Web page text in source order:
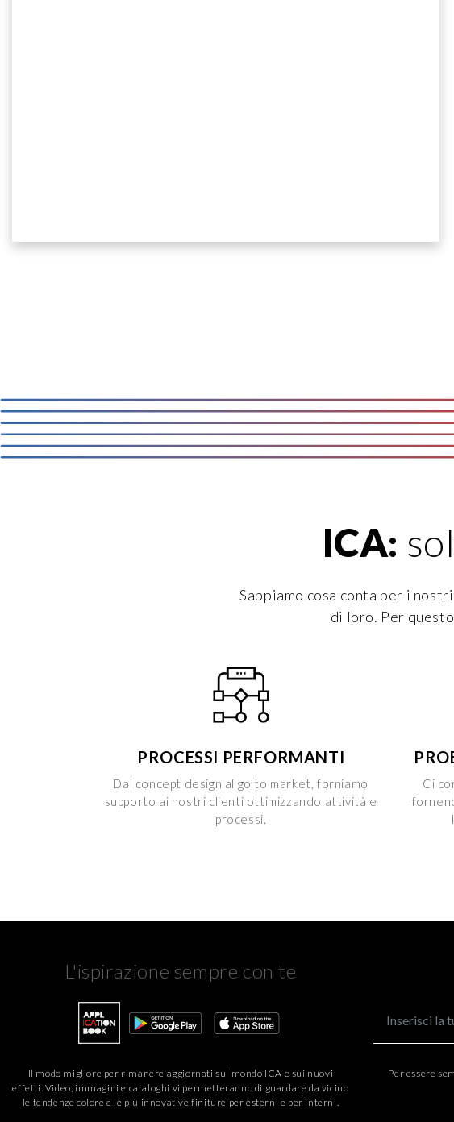
ICA:
Sappiamo cosa conta per i
di loro. Per
PROCESSI PERFORMANTI
Dal concept design al go to market, forniamo
supporto ai nostri clienti ottimizzando attività e
processi.
Ci
L'ispirazione sempre con te
Il modo migliore per rimanere aggiornati sul mondo ICA e sui nuovi
effetti. Video, immagini e cataloghi vi permetteranno di guardare da vicino
le tendenze colore e le più innovative finiture per esterni e per interni.
Per essere